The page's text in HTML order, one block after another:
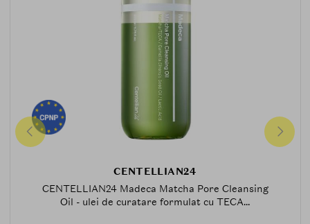
CENTELLIAN24
CENTELLIAN24 Madeca Matcha Pore Cleansing
Oil - ulei de curatare formulat cu TECA...